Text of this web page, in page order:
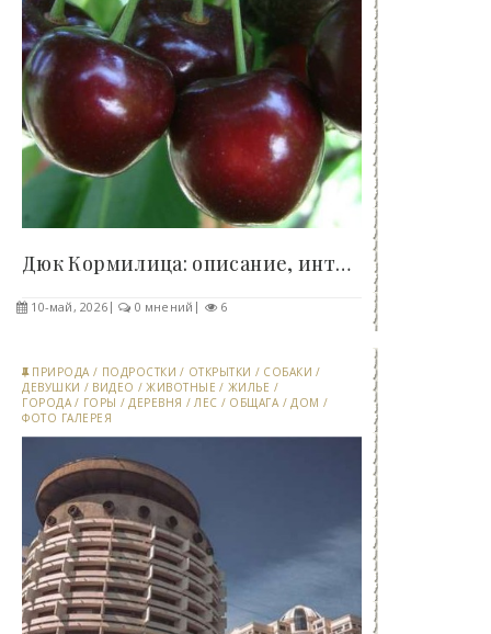
Дюк Кормилица: описание, интересные факты - «Клуб..
10-май, 2026 0 мнений 6
ПРИРОДА / ПОДРОСТКИ / ОТКРЫТКИ / СОБАКИ /
ДЕВУШКИ / ВИДЕО /ЖИВОТНЫЕ / ЖИЛЬЕ /
ГОРОДА / ГОРЫ /ДЕРЕВНЯ /ЛЕС / ОБЩАГА /ДОМ /
ФОТО ГАЛЕРЕЯ